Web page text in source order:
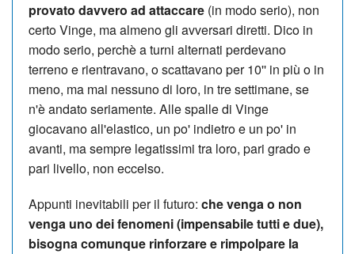
provato davvero ad attaccare (in modo serio), non
certo Vinge, ma almeno gli avversari diretti. Dico in
modo serio, perchè a turni alternati perdevano
terreno e rientravano, o scattavano per 10'' in più o in
meno, ma mai nessuno di loro, in tre settimane, se
n'è andato seriamente. Alle spalle di Vinge
giocavano all'elastico, un po' indietro e un po' in
avanti, ma sempre legatissimi tra loro, pari grado e
pari livello, non eccelso.
Appunti inevitabili per il futuro: che venga o non
venga uno dei fenomeni (impensabile tutti e due),
bisogna comunque rinforzare e rimpolpare la